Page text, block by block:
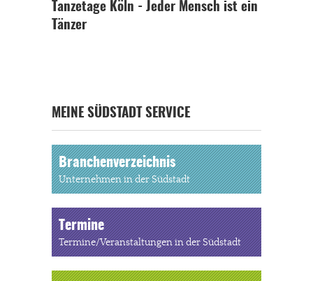
Tanzetage Köln - Jeder Mensch ist ein
Tänzer
MEINE SÜDSTADT SERVICE
Branchenverzeichnis
Unternehmen in der Südstadt
Termine
Termine/Veranstaltungen in der Südstadt